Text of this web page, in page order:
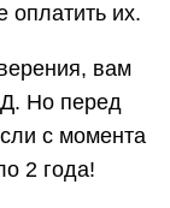
их.
вам
Но перед
с момента
2 года!